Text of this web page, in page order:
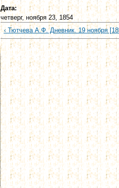
Дата:
четверг, ноября 23, 1854
‹ Тютчева А.Ф. Дневник. 19 ноября